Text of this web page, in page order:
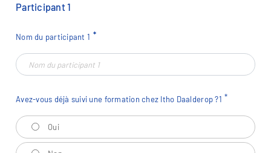
Participant1
Nom du participant 1
Avez-vous déjà suivi une formation chez Itho Daalderop ?1
Oui